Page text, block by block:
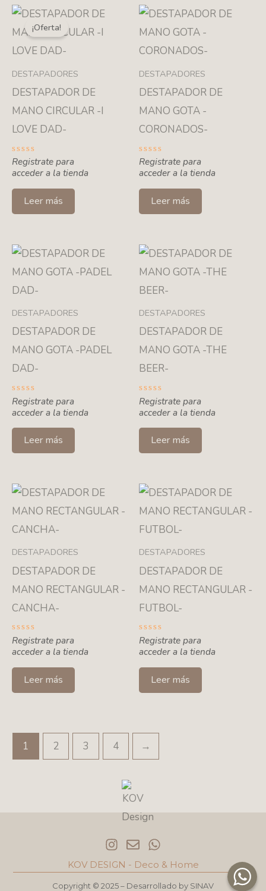
¡Oferta!
DESTAPADORES
DESTAPADOR DE
MANO CIRCULAR -I
LOVE DAD-
Valorado
con
0
5
Registrate para
acceder a la tienda
Leer más
DESTAPADORES
DESTAPADOR DE
MANO GOTA -
CORONADOS-
Valorado
con
0
5
Registrate para
acceder a la tienda
Leer más
DESTAPADORES
DESTAPADOR DE
MANO GOTA -PADEL
DAD-
Valorado
con
0
Registrate para
acceder a la tienda
Leer más
DESTAPADORES
DESTAPADOR DE
MANO GOTA -THE
BEER-
Valorado
con
0
Registrate para
acceder a la tienda
Leer más
DESTAPADORES
DESTAPADOR DE
MANO RECTANGULAR -
CANCHA-
Valorado
con
0
5
Registrate para
acceder a la tienda
Leer más
DESTAPADORES
DESTAPADOR DE
MANO RECTANGULAR -
FUTBOL-
Valorado
con
0
5
Registrate para
acceder a la tienda
Leer más
1 2 3 4 →
n
s
t
a
n
v
e
l
h
a
t
s
KOV DESIGN - Deco & Home
Copyright © 2025 – Desarrollado by SINAV